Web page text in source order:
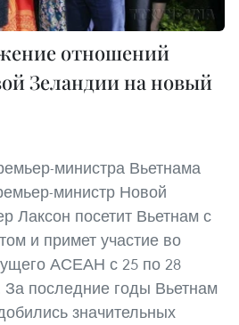
отношений
Зеландии на новый
министра Вьетнама
министр Новой
Лаксон посетит Вьетнам с
и примет участие во
АСЕАН с 25 по 28
последние годы Вьетнам
значительных